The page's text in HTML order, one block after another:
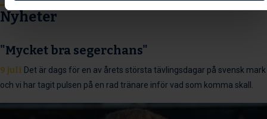
Nyheter
"Mycket bra segerchans"
9 juli Det är dags för en av årets största tävlingsdagar på svensk mark
och vi har tagit pulsen på en rad tränare inför vad som komma skall.